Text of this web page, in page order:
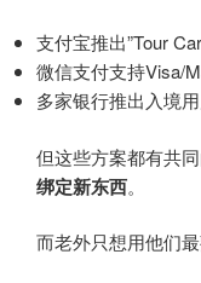
支付宝推出”Tour
微信支付支持Visa/
多家银行推出入境
但这些方案都有共同
绑定新东西。
而老外只想用他们